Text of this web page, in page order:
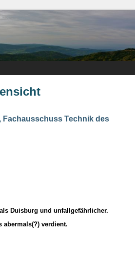
Fachausschuss Technik des
Duisburg und unfallgefährlicher.
abermals(?) verdient.